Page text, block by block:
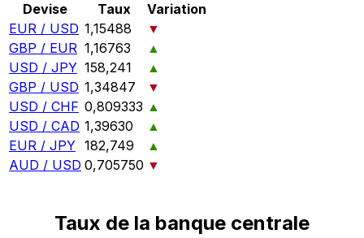
Devise Taux
Variation
EUR / USD 1,15488
▼
GBP / EUR 1,16763
▲
USD / JPY 158,241
▲
GBP / USD 1,34847
▼
USD / CHF 0,809333 ▲
USD / CAD 1,39630
▲
EUR / JPY 182,749
▲
AUD / USD 0,705750 ▼
Taux de la banque centrale